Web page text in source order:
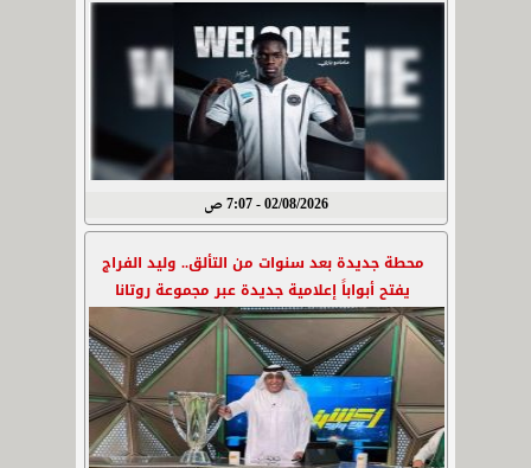
02/08/2026 - 7:07 ص
محطة جديدة بعد سنوات من التألق.. وليد الفراج
يفتح أبواباً إعلامية جديدة عبر مجموعة روتانا